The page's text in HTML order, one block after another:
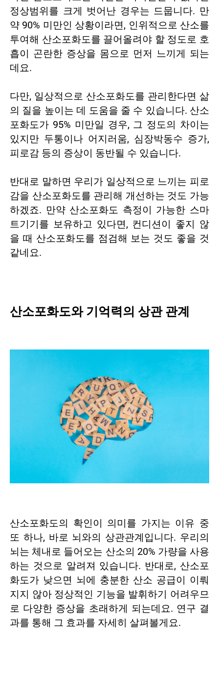
정상범위를 크게 벗어난 경우는 드뭅니다. 만
약 90% 미만인 상황이라면, 인위적으로 산소를
투여해 산소포화도를 끌어올려야 할 정도로 호
흡이 곤란한 증상을 몸으로 먼저 느끼게 되는
데요.
다만, 일상적으로 산소포화도를 관리한다면 삶
의 질을 높이는 데 도움을 줄 수 있습니다. 산소
포화도가 95% 미만일 경우, 그 정도의 차이는
있지만 두통이나 어지러움, 심장박동수 증가,
피로감 등의 증상이 동반될 수 있습니다.
반대로 말하면 우리가 일상적으로 느끼는 피로
감을 산소포화도를 관리해 개선하는 것도 가능
하겠죠. 만약 산소포화도 측정이 가능한 스마
트기기를 보유하고 있다면, 컨디션이 좋지 않
을 때 산소포화도를 점검해 보는 것도 좋을 것
같네요.
산소포화도와 기억력의 상관 관계
산소포화도의 확인이 의미를 가지는 이유 중
또 하나, 바로 뇌와의 상관관계입니다. 우리의
뇌는 체내로 들어오는 산소의 20% 가량을 사용
하는 것으로 알려져 있습니다. 반대로, 산소포
화도가 낮으면 뇌에 충분한 산소 공급이 이뤄
지지 않아 정상적인 기능을 발휘하기 어려우므
로 다양한 증상을 초래하게 되는데요. 연구 결
과를 통해 그 효과를 자세히 살펴볼게요.